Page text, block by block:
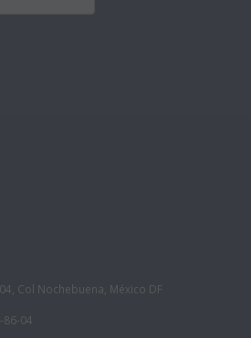
Col Nochebuena, México DF
86-04